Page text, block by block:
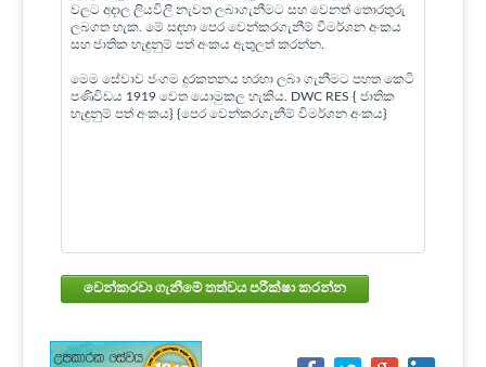
වලට අදාල ලියවිලි නැවත ලබාගැනීමට සහ වෙනත් තොරතුරු
ලබගත හැක. මේ සඳහා පෙර වෙන්කරගැනීම් විමර්ශන අංකය
සහ ජාතික හැඳුනුම් පත් අංකය ඇතුලත් කරන්න.
මෙම සේවාව ජංගම දුරකතනය හරහා ලබා ගැනීමට පහත කෙටි
පණිවිඩය 1919 වෙත යොමුකල හැකිය. DWC RES { ජාතික
හැඳුනුම් පත් අංකය} {පෙර වෙන්කරගැනීම් විමර්ශන අංකය}
වෙන්කරවා ගැනීමේ තත්වය පරීක්ෂා කරන්න